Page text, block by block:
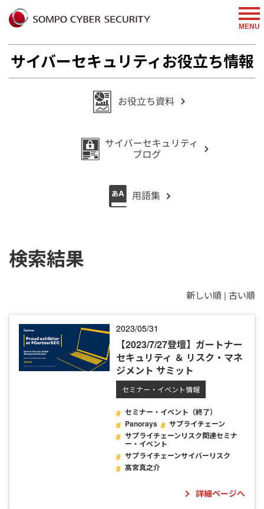
MENU
サイバーセキュリティお役立ち情報
検索結果
新しい順 | 古い順
2023/05/31
【2023/7/27登壇】ガートナー
セキュリティ ＆ リスク・マネ
ジメント サミット
セミナー・イベント情報
セミナー・イベント（終了）
Panorays
サプライチェーン
サプライチェーンリスク関連セミナ
ー・イベント
サプライチェーンサイバーリスク
髙宮真之介
詳細ページへ